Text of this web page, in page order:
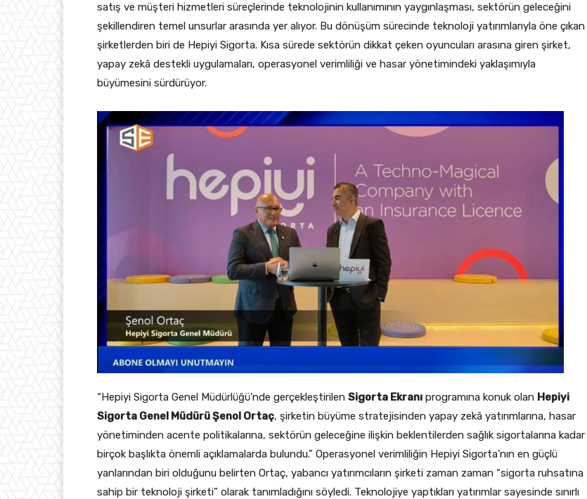
satış ve müşteri hizmetleri süreçlerinde teknolojinin kullanımının yaygınlaşması, sektörün geleceğini
şekillendiren temel unsurlar arasında yer alıyor. Bu dönüşüm sürecinde teknoloji yatırımlarıyla öne çıkan
şirketlerden biri de Hepiyi Sigorta. Kısa sürede sektörün dikkat çeken oyuncuları arasına giren şirket,
yapay zekâ destekli uygulamaları, operasyonel verimliliği ve hasar yönetimindeki yaklaşımıyla
büyümesini sürdürüyor.
“Hepiyi Sigorta Genel Müdürlüğü’nde gerçekleştirilen Sigorta Ekranı programına konuk olan Hepiyi
Sigorta Genel Müdürü Şenol Ortaç, şirketin büyüme stratejisinden yapay zekâ yatırımlarına, hasar
yönetiminden acente politikalarına, sektörün geleceğine ilişkin beklentilerden sağlık sigortalarına kadar
birçok başlıkta önemli açıklamalarda bulundu.” Operasyonel verimliliğin Hepiyi Sigorta’nın en güçlü
yanlarından biri olduğunu belirten Ortaç, yabancı yatırımcıların şirketi zaman zaman “sigorta ruhsatına
sahip bir teknoloji şirketi” olarak tanımladığını söyledi. Teknolojiye yaptıkları yatırımlar sayesinde sınırlı